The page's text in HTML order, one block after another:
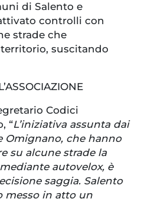
di Salento e
controlli con
strade che
suscitando
Codici
“L’iniziativa assunta dai
Omignano, che hanno
su alcune strade la
autovelox, è
saggia. Salento
messo in atto un